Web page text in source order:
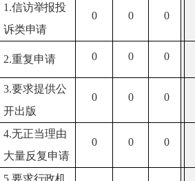
1.信访举报投
诉类申请
0 0 0
2.重复申请 0 0 0
3.要求提供公
开出版
0 0 0
4.无正当理由
大量反复申请
0 0 0
5.要求行政机